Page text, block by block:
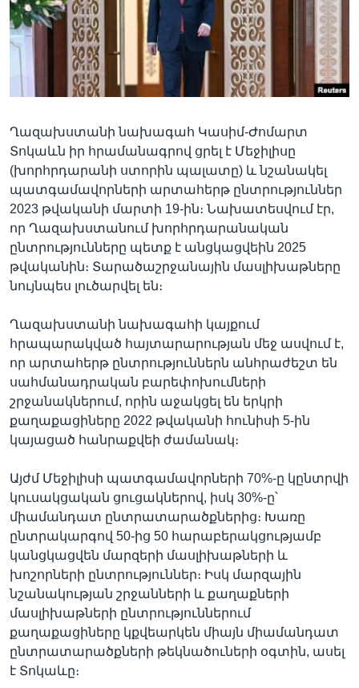
Լեզուներ
Ղազախստանի նախագահ Կասիմ-Ժոմարտ
Տոկաևն իր հրամանագրով ցրել է Մեջիլիսը
(խորհրդարանի ստորին պալատը) և նշանակել
պատգամավորների արտահերթ ընտրություններ
2023 թվականի մարտի 19-ին։ Նախատեսվում էր,
որ Ղազախստանում խորհրդարանական
ընտրությունները պետք է անցկացվեին 2025
թվականին։ Տարածաշրջանային մասլիխաթները
նույնպես լուծարվել են։
Ղազախստանի նախագահի կայքում
հրապարակված հայտարարության մեջ ասվում է,
որ արտահերթ ընտրություններն անհրաժեշտ են
սահմանադրական բարեփոխումների
շրջանակներում, որին աջակցել են երկրի
քաղաքացիները 2022 թվականի հունիսի 5-ին
կայացած հանրաքվեի ժամանակ։
Այժմ Մեջիլիսի պատգամավորների 70%-ը կընտրվի
կուսակցական ցուցակներով, իսկ 30%-ը՝
միամանդատ ընտրատարածքներից։ Խառը
ընտրակարգով 50-ից 50 հարաբերակցությամբ
կանցկացվեն մարզերի մասլիխաթների և
խոշորների ընտրություններ։ Իսկ մարզային
նշանակության շրջանների և քաղաքների
մասլիխաթների ընտրություններում
քաղաքացիները կքվեարկեն միայն միամանդատ
ընտրատարածքների թեկնածուների օգտին, ասել
է Տոկաևը։